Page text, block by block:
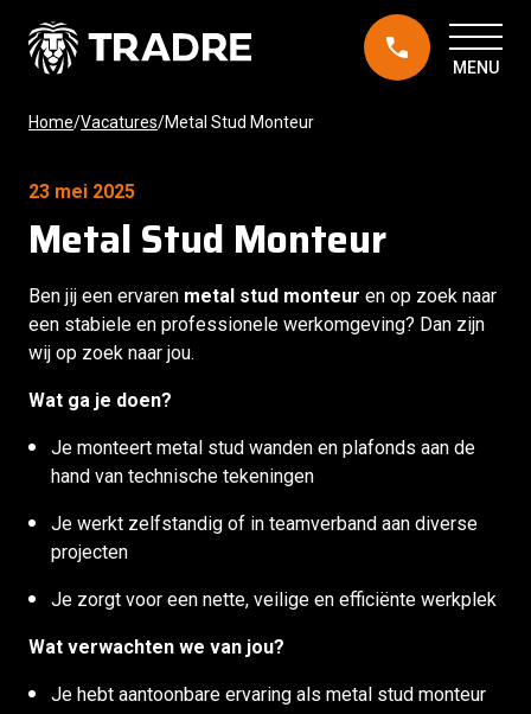
+31
(0)299
676
Afbouw Energieadvies
Skip
Projecten
Over ons
Vacatures
Home/Vacatures/Metal Stud Monteur
23 mei 2025
Metal Stud Monteur
Ben jij een ervaren metal stud monteur en op zoek naar
een stabiele en professionele werkomgeving? Dan zijn
wij op zoek naar jou.
Wat ga je doen?
Je monteert metal stud wanden en plafonds aan de
hand van technische tekeningen
Je werkt zelfstandig of in teamverband aan diverse
projecten
Je zorgt voor een nette, veilige en efficiënte werkplek
Wat verwachten we van jou?
Je hebt aantoonbare ervaring als metal stud monteur